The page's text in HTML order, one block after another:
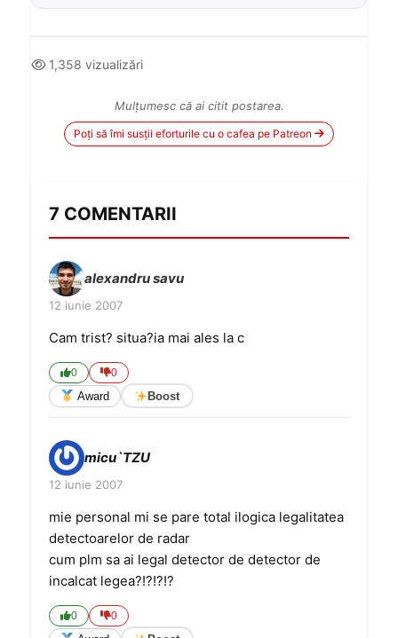
1,358 vizualizări
Mulțumesc că ai citit postarea.
Poți să îmi susții eforturile cu o cafea pe Patreon
7 COMENTARII
alexandru savu
12 iunie 2007
Cam trist? situa?ia mai ales la c
0 0
Award Boost
micu`TZU
12 iunie 2007
mie personal mi se pare total ilogica legalitatea
detectoarelor de radar
cum plm sa ai legal detector de detector de
incalcat legea?!?!?!?
0 0